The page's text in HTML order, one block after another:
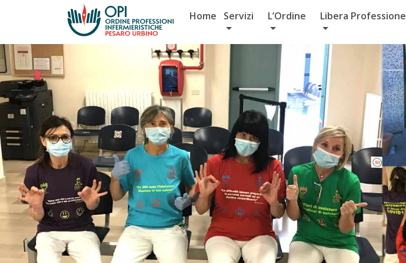
Home Servizi L’Ordine Libera Professione